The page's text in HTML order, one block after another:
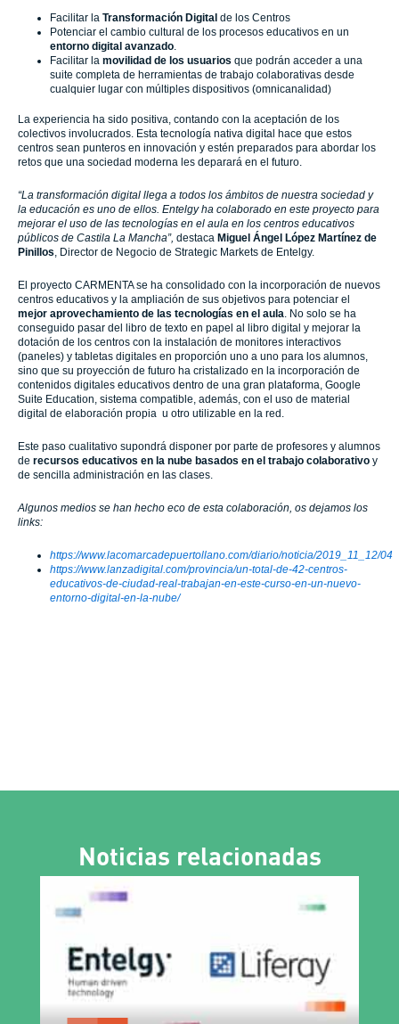
Facilitar la Transformación Digital de los Centros
Potenciar el cambio cultural de los procesos educativos en un
entorno digital avanzado.
Facilitar la movilidad de los usuarios que podrán acceder a una
suite completa de herramientas de trabajo colaborativas desde
cualquier lugar con múltiples dispositivos (omnicanalidad)
La experiencia ha sido positiva, contando con la aceptación de los
colectivos involucrados. Esta tecnología nativa digital hace que estos
centros sean punteros en innovación y estén preparados para abordar los
retos que una sociedad moderna les deparará en el futuro.
“La transformación digital llega a todos los ámbitos de nuestra sociedad y
la educación es uno de ellos. Entelgy ha colaborado en este proyecto para
mejorar el uso de las tecnologías en el aula en los centros educativos
públicos de Castila La Mancha”, destaca Miguel Ángel López Martínez de
Pinillos, Director de Negocio de Strategic Markets de Entelgy.
El proyecto CARMENTA se ha consolidado con la incorporación de nuevos
centros educativos y la ampliación de sus objetivos para potenciar el
mejor aprovechamiento de las tecnologías en el aula. No solo se ha
conseguido pasar del libro de texto en papel al libro digital y mejorar la
dotación de los centros con la instalación de monitores interactivos
(paneles) y tabletas digitales en proporción uno a uno para los alumnos,
sino que su proyección de futuro ha cristalizado en la incorporación de
contenidos digitales educativos dentro de una gran plataforma, Google
Suite Education, sistema compatible, además, con el uso de material
digital de elaboración propia u otro utilizable en la red.
Este paso cualitativo supondrá disponer por parte de profesores y alumnos
de recursos educativos en la nube basados en el trabajo colaborativo y
de sencilla administración en las clases.
Algunos medios se han hecho eco de esta colaboración, os dejamos los
links:
https://www.lacomarcadepuertollano.com/diario/noticia/2019_11_12/04
https://www.lanzadigital.com/provincia/un-total-de-42-centros-
educativos-de-ciudad-real-trabajan-en-este-curso-en-un-nuevo-
entorno-digital-en-la-nube/
Noticias relacionadas